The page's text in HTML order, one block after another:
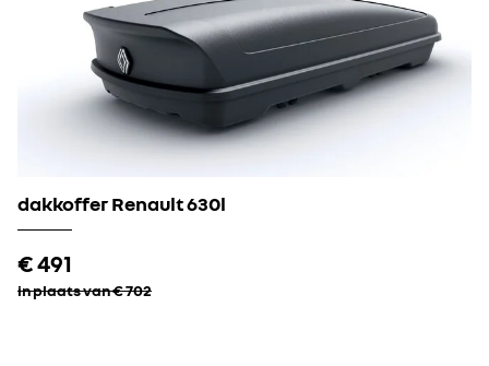
dakkoffer Renault 630l​
€ 491
in plaats van € 702